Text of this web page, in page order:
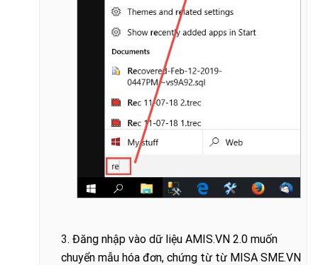
3. Đăng nhập vào dữ liệu AMIS.VN 2.0 muốn
chuyển mẫu hóa đơn, chứng từ từ MISA SME.VN